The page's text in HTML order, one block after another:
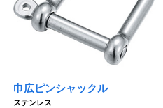
巾広ピンシャックル
ステンレス